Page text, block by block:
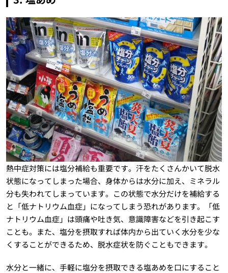
熱中症対策には塩分補給も重要です。汗をたくさんかいて脱水
状態になってしまった場合、身体からは水分に加え、ミネラル
分も失われてしまっています。この状態で水分だけを補給する
と「低ナトリウム血症」になってしまう恐れがあります。「低
ナトリウム血症」は頭痛や吐き気、意識障害などを引き起こす
ことも。また、塩分を摂取すれば体内から出ていく水分を少な
くすることができるため、脱水症状を防ぐこともできます。
水分と一緒に、手軽に塩分を摂取できる塩あめを口にすること